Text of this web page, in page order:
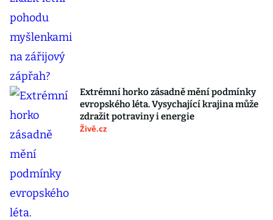
Extrémní horko zásadně mění podmínky
evropského léta. Vysychající krajina může
zdražit potraviny i energie
Živě.cz